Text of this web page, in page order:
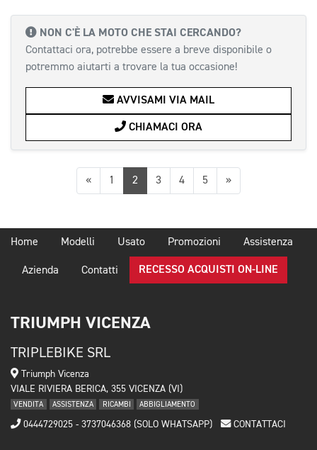
NON C'È LA MOTO CHE STAI CERCANDO?
Contattaci ora, potrebbe essere a breve disponibile o
potremmo aiutarti a trovare la tua occasione!
AVVISAMI VIA MAIL
CHIAMACI ORA
«Precedente
1 2 3 4 5 »Successiva
Home Modelli Usato Promozioni Assistenza
Azienda Contatti RECESSO ACQUISTI ON-LINE
TRIUMPH VICENZA
TRIPLEBIKE SRL
Triumph Vicenza
VIALE RIVIERA BERICA, 355 VICENZA (VI)
VENDITA ASSISTENZA RICAMBI ABBIGLIAMENTO
0444729025 - 3737046368 (SOLO WHATSAPP) CONTATTACI